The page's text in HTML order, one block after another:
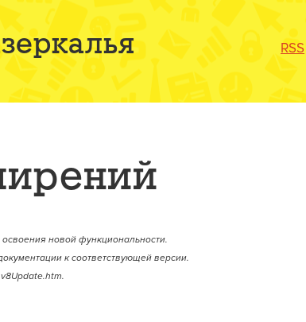
RSS
новой функциональности.
к соответствующей версии.